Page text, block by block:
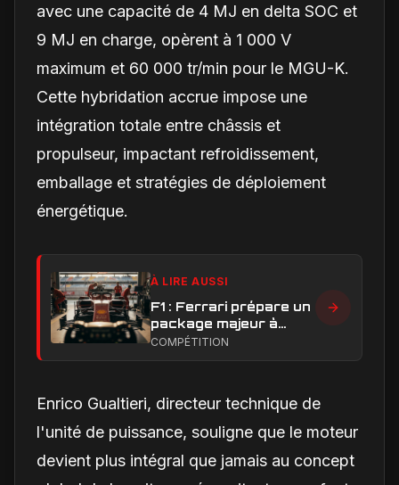
avec une capacité de 4 MJ en delta SOC et
9 MJ en charge, opèrent à 1 000 V
maximum et 60 000 tr/min pour le MGU-K.
Cette hybridation accrue impose une
intégration totale entre châssis et
propulseur, impactant refroidissement,
emballage et stratégies de déploiement
énergétique.
À LIRE AUSSI
F1 : Ferrari prépare un
package majeur à
Barcelone, un test
COMPÉTITION
Enrico Gualtieri, directeur technique de
l'unité de puissance, souligne que le moteur
devient plus intégral que jamais au concept